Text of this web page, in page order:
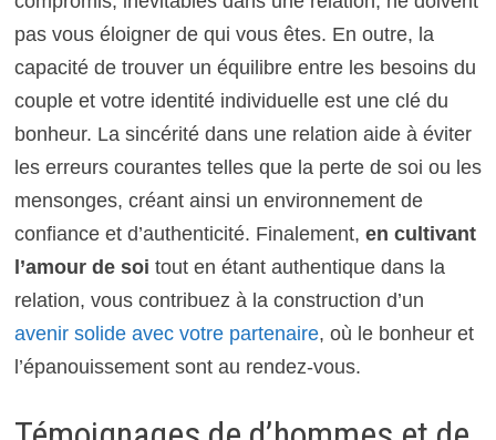
pas vous éloigner de qui vous êtes. En outre, la
capacité de trouver un équilibre entre les besoins du
couple et votre identité individuelle est une clé du
bonheur. La sincérité dans une relation aide à éviter
les erreurs courantes telles que la perte de soi ou les
mensonges, créant ainsi un environnement de
confiance et d’authenticité. Finalement, en cultivant
l’amour de soi tout en étant authentique dans la
relation, vous contribuez à la construction d’un
avenir solide avec votre partenaire, où le bonheur et
l’épanouissement sont au rendez-vous.